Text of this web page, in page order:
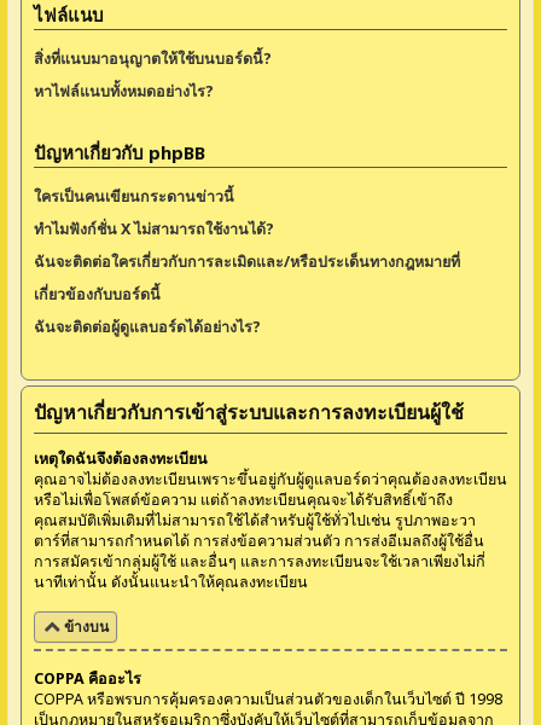
ไฟล์แนบ
สิ่งที่แนบมาอนุญาตให้ใช้บนบอร์ดนี้?
หาไฟล์แนบทั้งหมดอย่างไร?
ปัญหาเกี่ยวกับ phpBB
ใครเป็นคนเขียนกระดานข่าวนี้
ทำไมฟังก์ชั่น X ไม่สามารถใช้งานได้?
ฉันจะติดต่อใครเกี่ยวกับการละเมิดและ/หรือประเด็นทางกฎหมายที่
เกี่ยวข้องกับบอร์ดนี้
ฉันจะติดต่อผู้ดูแลบอร์ดได้อย่างไร?
ปัญหาเกี่ยวกับการเข้าสู่ระบบและการลงทะเบียนผู้ใช้
เหตุใดฉันจึงต้องลงทะเบียน
คุณอาจไม่ต้องลงทะเบียนเพราะขึ้นอยู่กับผู้ดูแลบอร์ดว่าคุณต้องลงทะเบียน
หรือไม่เพื่อโพสต์ข้อความ แต่ถ้าลงทะเบียนคุณจะได้รับสิทธิ์เข้าถึง
คุณสมบัติเพิ่มเติมที่ไม่สามารถใช้ได้สำหรับผู้ใช้ทั่วไปเช่น รูปภาพอะวา
ตาร์ที่สามารถกำหนดได้ การส่งข้อความส่วนตัว การส่งอีเมลถึงผู้ใช้อื่น
การสมัครเข้ากลุ่มผู้ใช้ และอื่นๆ และการลงทะเบียนจะใช้เวลาเพียงไม่กี่
นาทีเท่านั้น ดังนั้นแนะนำให้คุณลงทะเบียน
ข้างบน
COPPA คืออะไร
COPPA หรือพรบการคุ้มครองความเป็นส่วนตัวของเด็กในเว็บไซต์ ปี 1998
เป็นกฎหมายในสหรัฐอเมริกาซึ่งบังคับให้เว็บไซต์ที่สามารถเก็บข้อมูลจาก